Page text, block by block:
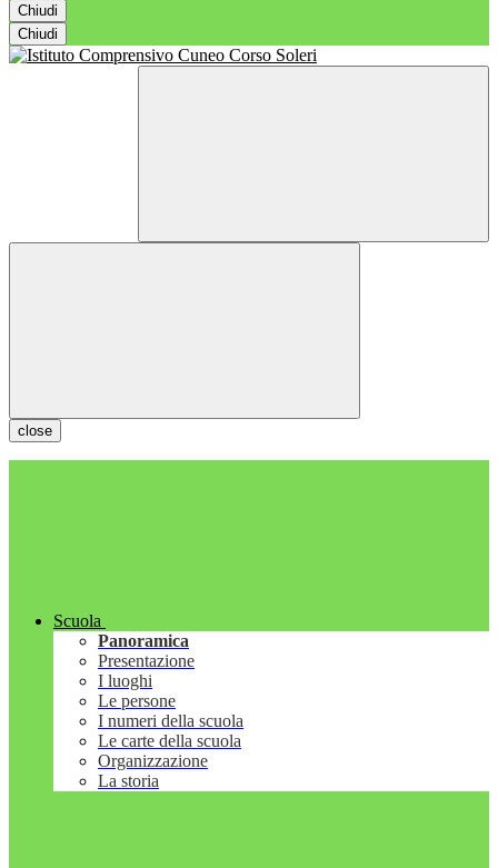
Chiudi
Chiudi
close
Scuola
Panoramica
Presentazione
I luoghi
Le persone
I numeri della scuola
Le carte della scuola
Organizzazione
La storia